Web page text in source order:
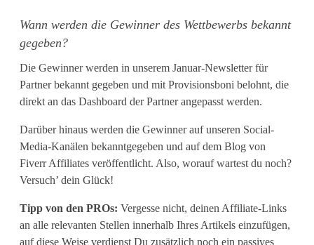
l
e
n
e
i
n
e
Wann werden die Gewinner des Wettbewerbs bekannt
gegeben?
Die Gewinner werden in unserem Januar-Newsletter für
Partner bekannt gegeben und mit Provisionsboni belohnt, die
direkt an das Dashboard der Partner angepasst werden.
Darüber hinaus werden die Gewinner auf unseren Social-
Media-Kanälen bekanntgegeben und auf dem Blog von
Fiverr Affiliates veröffentlicht. Also, worauf wartest du noch?
Versuch’ dein Glück!
Tipp von den PROs:Vergesse nicht, deinen Affiliate-Links
an alle relevanten Stellen innerhalb Ihres Artikels einzufügen,
auf diese Weise verdienst Du zusätzlich noch ein passives